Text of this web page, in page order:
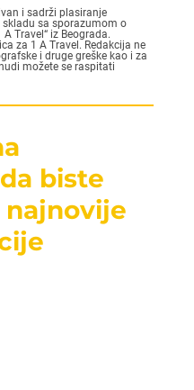
i sadrži plasiranje
sa sporazumom o
Travel“ iz Beograda.
za 1 A Travel. Redakcija ne
i druge greške kao i za
možete se raspitati
biste
najnovije